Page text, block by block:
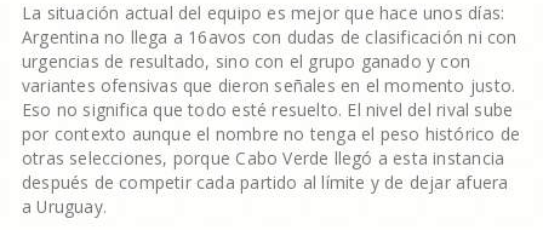
La situación actual del equipo es mejor que hace unos días:
Argentina no llega a 16avos con dudas de clasificación ni con
urgencias de resultado, sino con el grupo ganado y con
variantes ofensivas que dieron señales en el momento justo.
Eso no significa que todo esté resuelto. El nivel del rival sube
por contexto aunque el nombre no tenga el peso histórico de
otras selecciones, porque Cabo Verde llegó a esta instancia
después de competir cada partido al límite y de dejar afuera
a Uruguay.